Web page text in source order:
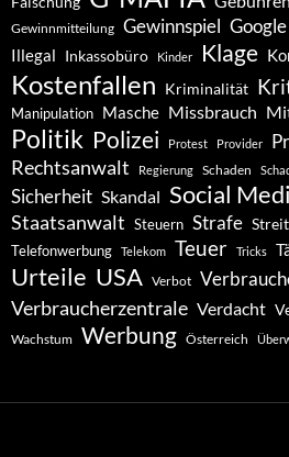
Gewinnmitteilung Gewinnspiel Google
Illegal Inkassobüro Kinder Klage
Kostenfallen Kriminalität
Manipulation Masche Missbrauch
Politik Polizei Protest Provider
Rechtsanwalt Regierung Schaden
Sicherheit Skandal Social
Staatsanwalt Steuern Strafe Streit
Telefonwerbung Telekom Teuer Tricks
Urteile USA Verbot
Verbraucherzentrale Verdacht
Wachstum Werbung Österreich